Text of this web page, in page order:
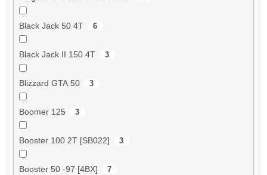
Black Jack 50 4T 6
Black Jack II 150 4T 3
Blizzard GTA 50 3
Boomer 125 3
Booster 100 2T [SB022] 3
Booster 50 -97 [4BX] 7